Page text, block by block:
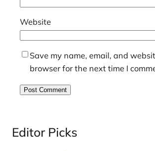
Website
Save my name, email, and
browser for the next time I
Editor Picks